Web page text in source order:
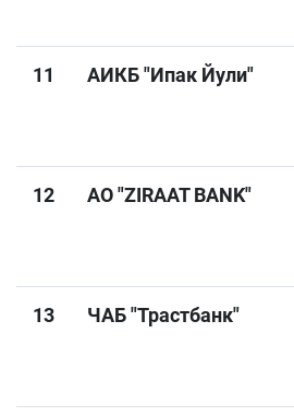
11 АИКБ "Ипак Йули"
12 АО "ZIRAAT BANK"
13 ЧАБ "Трастбанк"